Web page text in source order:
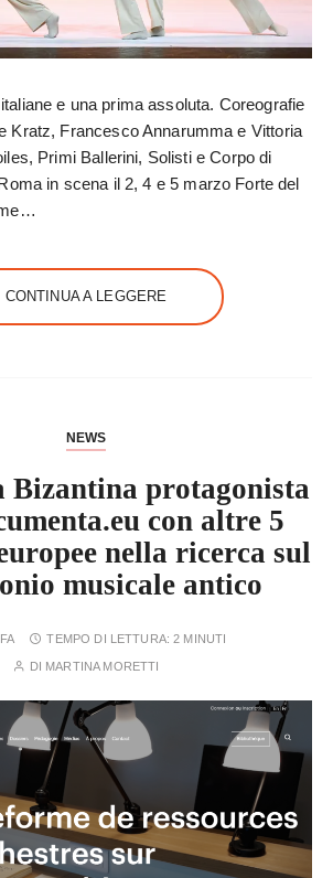
e una prima assoluta. Coreografie
Kratz, Francesco Annarumma e Vittoria
Primi Ballerini, Solisti e Corpo di
in scena il 2, 4 e 5 marzo Forte del
CONTINUA A LEGGERE
NEWS
Bizantina protagonista
con altre 5
nella ricerca sul
musicale antico
TEMPO DI LETTURA:2 MINUTI
DI MARTINA MORETTI